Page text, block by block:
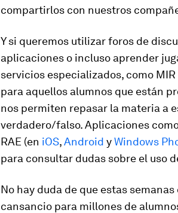
compartirlos con nuestros
Y si queremos utilizar foros de
aplicaciones o incluso aprender
servicios especializados, como
para aquellos alumnos que están
nos permiten repasar la materia a
verdadero/falso. Aplicaciones
RAE (en iOS,Android yWindows
para consultar dudas sobre el uso
No hay duda de que estas
cansancio para millones de